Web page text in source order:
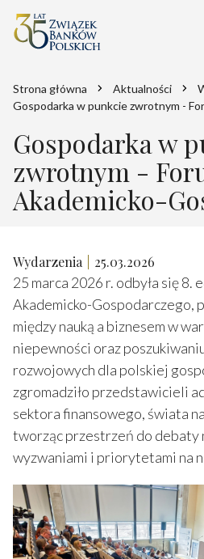
Strona główna Aktualności
Gospodarka w punkcie zwrotnym -
Gospodarka w
zwrotnym -
Akademicko-
Wydarzenia 25.03.2026
25 marca 2026 r. odbyła się 8.
Akademicko-Gospodarczego,
między nauką a biznesem w
niepewności oraz
rozwojowych dla polskiej
zgromadziło przedstawicieli
sektora finansowego, świata
tworząc przestrzeń do debaty
wyzwaniami i priorytetami na